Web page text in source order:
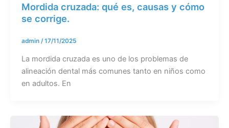
Mordida cruzada: qué es, causas y cómo
se corrige.
admin /17/11/2025
La mordida cruzada es uno de los problemas de
alineación dental más comunes tanto en niños como
en adultos. En